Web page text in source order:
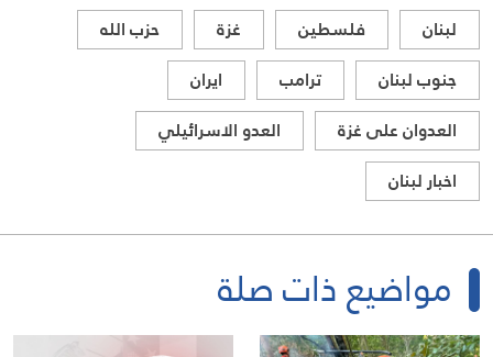
لبنان فلسطين غزة
حزب الله
جنوب لبنان
ترامب
ايران
العدوان على غزة
العدو الاسرائيلي
اخبار لبنان
مواضيع ذات صلة